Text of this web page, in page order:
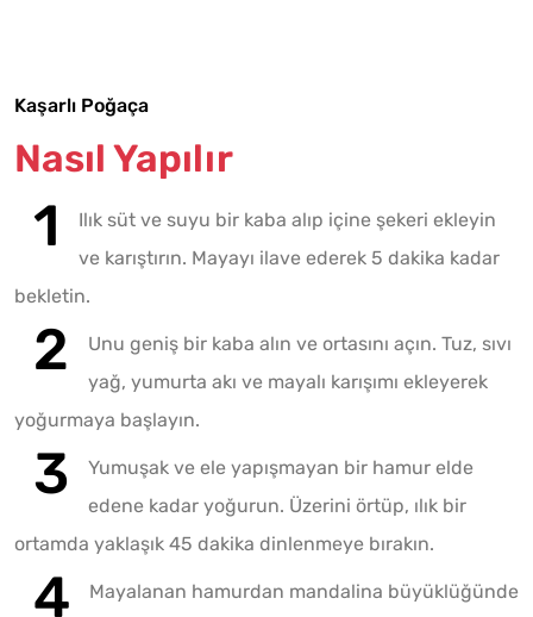
Kaşarlı Poğaça
Nasıl Yapılır
Ilık süt ve suyu bir kaba alıp içine şekeri ekleyin
ve karıştırın. Mayayı ilave ederek 5 dakika kadar
bekletin.
Unu geniş bir kaba alın ve ortasını açın. Tuz, sıvı
yağ, yumurta akı ve mayalı karışımı ekleyerek
yoğurmaya başlayın.
Yumuşak ve ele yapışmayan bir hamur elde
edene kadar yoğurun. Üzerini örtüp, ılık bir
ortamda yaklaşık 45 dakika dinlenmeye bırakın.
Mayalanan hamurdan mandalina büyüklüğünde